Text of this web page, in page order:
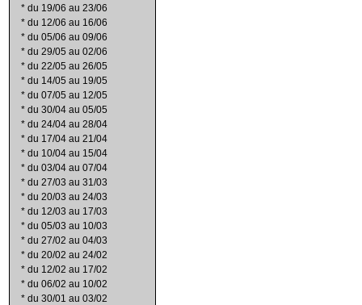
* du 19/06 au 23/06
* du 12/06 au 16/06
* du 05/06 au 09/06
* du 29/05 au 02/06
* du 22/05 au 26/05
* du 14/05 au 19/05
* du 07/05 au 12/05
* du 30/04 au 05/05
* du 24/04 au 28/04
* du 17/04 au 21/04
* du 10/04 au 15/04
* du 03/04 au 07/04
* du 27/03 au 31/03
* du 20/03 au 24/03
* du 12/03 au 17/03
* du 05/03 au 10/03
* du 27/02 au 04/03
* du 20/02 au 24/02
* du 12/02 au 17/02
* du 06/02 au 10/02
* du 30/01 au 03/02